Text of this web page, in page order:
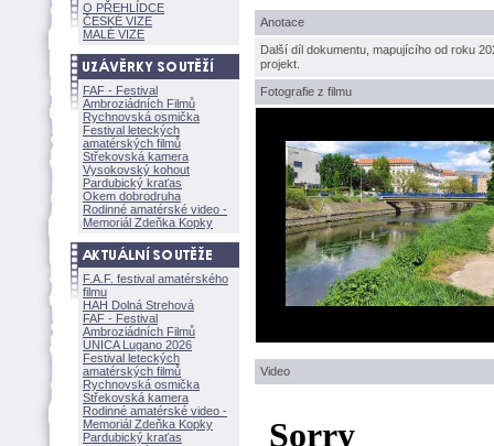
O PŘEHLÍDCE
ČESKÉ VIZE
MALÉ VIZE
FAF - Festival
Ambroziádních Filmů
Rychnovská osmička
Festival leteckých
amatérských filmů
Střekovská kamera
Vysokovský kohout
Pardubický kraťas
Okem dobrodruha
Rodinné amatérské video -
Memoriál Zdeňka Kopky
F.A.F. festival amatérského
filmu
HAH Dolná Strehov
FAF - Festival
Ambroziádních Filmů
UNICA Lugano 2026
Festival leteckých
amatérských filmů
Rychnovská osmička
Střekovská kamera
Rodinné amatérské video -
Memoriál Zdeňka Kopky
Pardubický kraťas
Anotace
Další díl dokumentu, mapujícího od roku
projekt.
Fotografie z filmu
Video